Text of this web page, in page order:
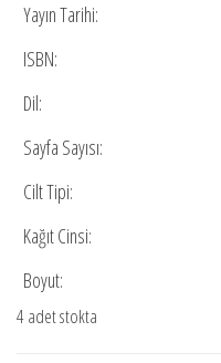
Yayın Tarihi:
ISBN:
Dil:
Sayfa Sayısı:
Cilt Tipi:
Kağıt Cinsi:
Boyut:
4 adet stokta